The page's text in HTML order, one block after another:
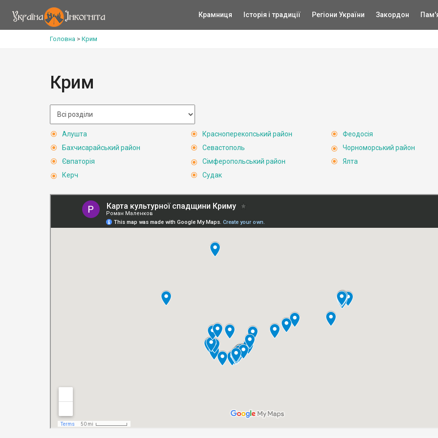
Крамниця Історія і традиції Регіони України Закордон
Головна > Крим
Крим
Алушта
Бахчисарайський район
Євпаторія
Керч
Красноперекопський район
Севастополь
Сімферопольський район
Судак
Феодосія
Чорноморський район
Ялта